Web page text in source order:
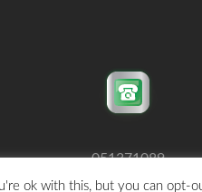
051371089
ok with this, but you can opt-